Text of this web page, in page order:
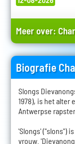
Meer over:
Biografie
Slongs
1978), is het alter
Antwerpse
'Slongs' ("slons")
vrouw.